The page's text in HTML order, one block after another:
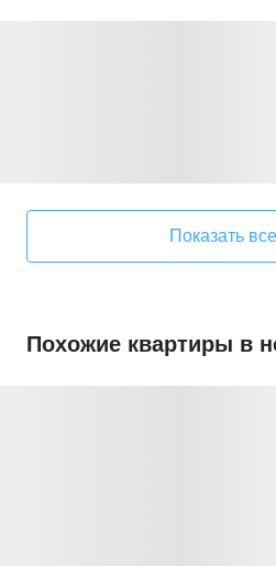
Показать
Похожие квартиры в